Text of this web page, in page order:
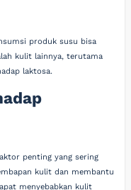
produk susu bisa
kulit lainnya, terutama
laktosa.
penting yang sering
kulit dan membantu
menyebabkan kulit